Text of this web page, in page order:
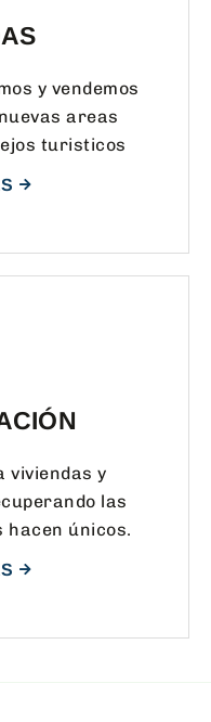
y vendemos
areas
turisticos
viviendas y
las
hacen únicos.